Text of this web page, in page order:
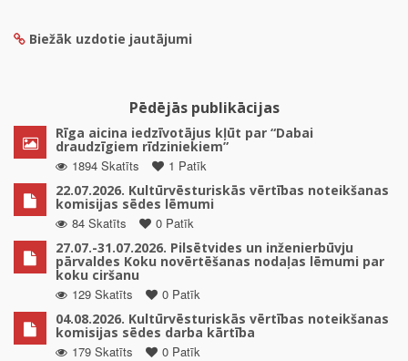
Biežāk uzdotie jautājumi
Pēdējās publikācijas
Rīga aicina iedzīvotājus kļūt par “Dabai
draudzīgiem rīdziniekiem”
1894 Skatīts
1 Patīk
22.07.2026. Kultūrvēsturiskās vērtības noteikšanas
komisijas sēdes lēmumi
84 Skatīts
0 Patīk
27.07.-31.07.2026. Pilsētvides un inženierbūvju
pārvaldes Koku novērtēšanas nodaļas lēmumi par
koku ciršanu
129 Skatīts
0 Patīk
04.08.2026. Kultūrvēsturiskās vērtības noteikšanas
komisijas sēdes darba kārtība
179 Skatīts
0 Patīk